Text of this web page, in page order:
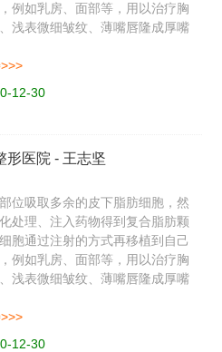
例如乳房、面部等，用以治疗胸
浅表微细皱纹、薄嘴唇隆成厚嘴
12-30
形医院 - 王志坚
位吸取多余的皮下脂肪细胞，然
处理、注入药物得到复合脂肪颗
胞通过注射的方式再移植到自己
例如乳房、面部等，用以治疗胸
浅表微细皱纹、薄嘴唇隆成厚嘴
12-30